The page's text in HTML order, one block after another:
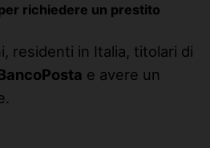
richiedere un prestito
residenti in Italia, titolari di
e avere un